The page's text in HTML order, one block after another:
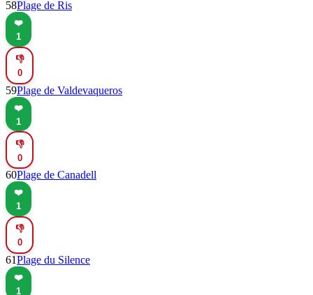
58Plage de Ris
❤️
1
👎
0
59Plage de Valdevaqueros
❤️
1
👎
0
60Plage de Canadell
❤️
1
👎
0
61Plage du Silence
❤️
1